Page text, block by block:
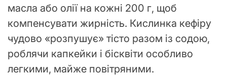
масла або олії на кожні 200 г, щоб
компенсувати жирність. Кислинка кефіру
чудово «розпушує» тісто разом із содою,
роблячи капкейки і бісквіти особливо
легкими, майже повітряними.